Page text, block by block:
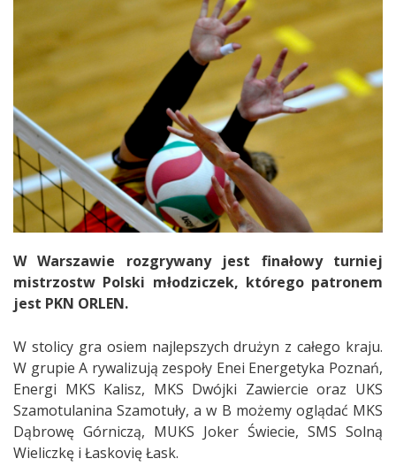
W Warszawie rozgrywany jest finałowy turniej
mistrzostw Polski młodziczek, którego patronem
jest PKN ORLEN.
W stolicy gra osiem najlepszych drużyn z całego kraju.
W grupie A rywalizują zespoły Enei Energetyka Poznań,
Energi MKS Kalisz, MKS Dwójki Zawiercie oraz UKS
Szamotulanina Szamotuły, a w B możemy oglądać MKS
Dąbrowę Górniczą, MUKS Joker Świecie, SMS Solną
Wieliczkę i Łaskovię Łask.